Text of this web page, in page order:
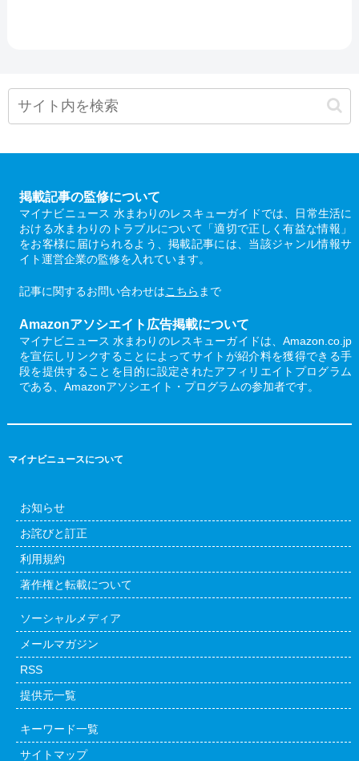
掲載記事の監修について
マイナビニュース 水まわりのレスキューガイドでは、日常生活に
おける水まわりのトラブルについて「適切で正しく有益な情報」
をお客様に届けられるよう、掲載記事には、当該ジャンル情報サ
イト運営企業の監修を入れています。
記事に関するお問い合わせはこちら まで
Amazonアソシエイト広告掲載について
マイナビニュース 水まわりのレスキューガイドは、Amazon.co.jp
を宣伝しリンクすることによってサイトが紹介料を獲得できる手
段を提供することを目的に設定されたアフィリエイトプログラム
である、Amazonアソシエイト・プログラムの参加者です。
マイナビニュースについて
お知らせ
お詫びと訂正
利用規約
著作権と転載について
ソーシャルメディア
メールマガジン
RSS
提供元一覧
キーワード一覧
サイトマップ